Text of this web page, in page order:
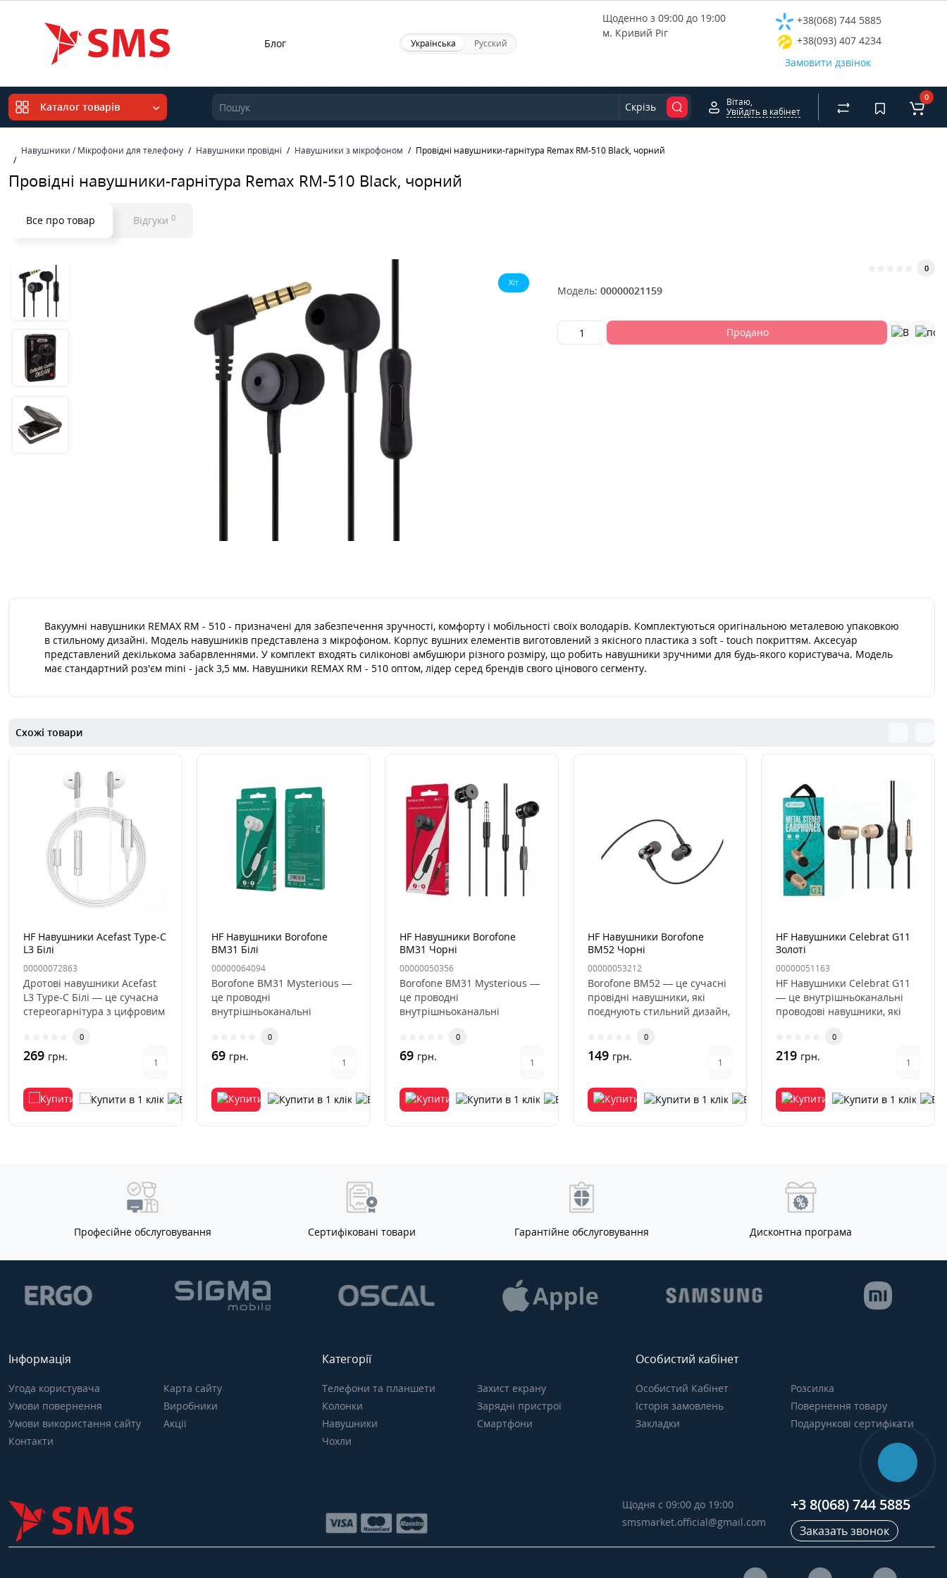
Блог Українська Русский
Щоденно з 09:00 до 19:00
м. Кривий Ріг
+38(068) 744 5885
+38(093) 407 4234
Замовити дзвінок
Каталог товарів Скрізь
Вітаю,
Увійдіть в кабінет
0
Навушники / Мікрофони для телефону Навушники провідні Навушники з мікрофоном Провідні навушники-гарнітура Remax RM-510 Black, чорний
Провідні навушники-гарнітура Remax RM-510 Black, чорний
Все про товар Відгуки 0
Хіт
0
Модель: 00000021159
Продано
Вакуумні навушники REMAX RM - 510 - призначені для забезпечення зручності, комфорту і мобільності своїх володарів. Комплектуються оригінальною металевою упаковкою
в стильному дизайні. Модель навушників представлена з мікрофоном. Корпус вушних елементів виготовлений з якісного пластика з soft - touch покриттям. Аксесуар
представлений декількома забарвленнями. У комплект входять силіконові амбушюри різного розміру, що робить навушники зручними для будь-якого користувача. Модель
має стандартний роз'єм mini - jack 3,5 мм. Навушники REMAX RM - 510 оптом, лідер серед брендів свого цінового сегменту.
Схожі товари
HF Навушники Acefast Type-C
L3 Білі
00000072863
Дротові навушники Acefast
L3 Type-C Білі — це сучасна
стереогарнітура з цифровим
0
269 грн.
HF Навушники Borofone
BM31 Білі
00000064094
Borofone BM31 Mysterious —
це проводні
внутрішньоканальні
поєднують у соб..
0
69 грн.
HF Навушники Borofone
BM31 Чорні
00000050356
Borofone BM31 Mysterious —
це проводні
внутрішньоканальні
поєднують у соб..
0
69 грн.
HF Навушники Borofone
BM52 Чорні
00000053212
Borofone BM52 — це сучасні
провідні навушники, які
поєднують стильний дизайн,
0
149 грн.
HF Навушники Celebrat G11
Золоті
00000051163
HF Навушники Celebrat G11
— це внутрішньоканальні
проводові навушники, які
0
219 грн.
Професійне обслуговування Сертифіковані товари Гарантійне обслуговування Дисконтна програма
Інформація
Угода користувача
Умови повернення
Умови використання сайту
Контакти
Карта сайту
Виробники
Акції
Категорії
Телефони та планшети
Колонки
Навушники
Чохли
Захист екрану
Зарядні пристрої
Смартфони
Особистий кабінет
Особистий Кабінет
Історія замовлень
Закладки
Розсилка
Повернення товару
Подарункові сертифікати
Щодня с 09:00 до 19:00
smsmarket.official@gmail.com
+3 8(068) 744 5885
Заказать звонок